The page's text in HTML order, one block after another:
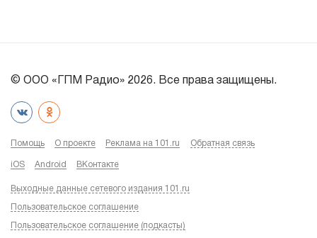
© ООО «ГПМ Радио» 2026. Все права защищены.
Помощь О проекте Реклама на 101.ru Обратная связь
iOS Android ВКонтакте
Выходные данные сетевого издания 101.ru
Пользовательское соглашение
Пользовательское соглашение (подкасты)